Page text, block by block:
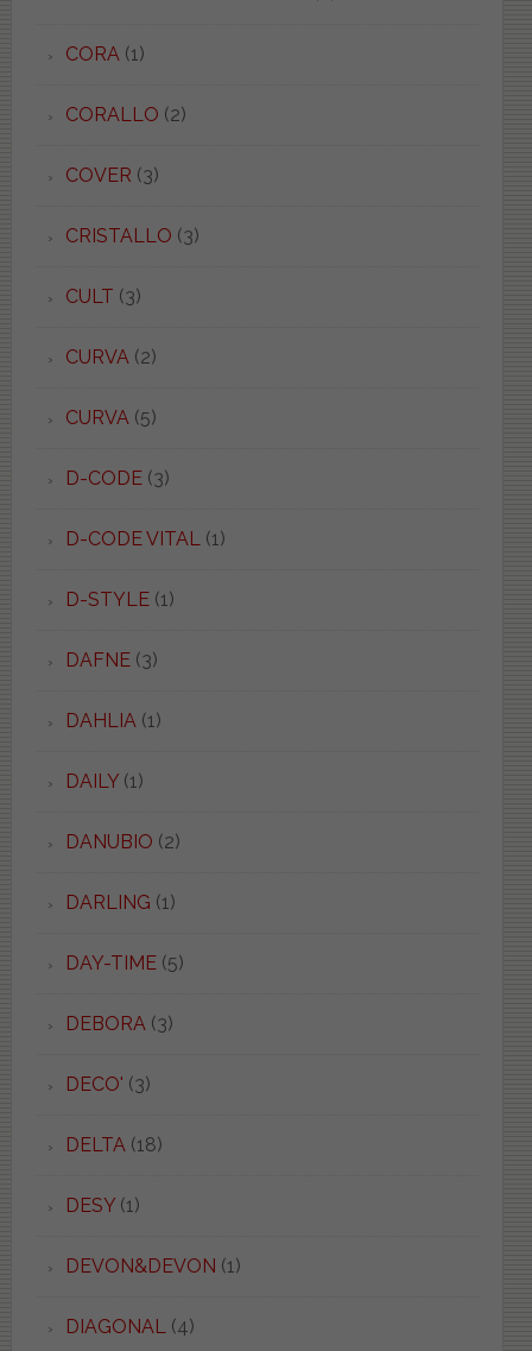
CORA(1)
CORALLO (2)
COVER (3)
CRISTALLO (3)
CULT (3)
CURVA(2)
CURVA(5)
D-CODE(3)
D-CODE VITAL(1)
D-STYLE(1)
DAFNE(3)
DAHLIA(1)
DAILY(1)
DANUBIO (2)
DARLING (1)
DAY-TIME(5)
DEBORA(3)
DECO' (3)
DELTA(18)
DESY(1)
DEVON&DEVON (1)
DIAGONAL(4)